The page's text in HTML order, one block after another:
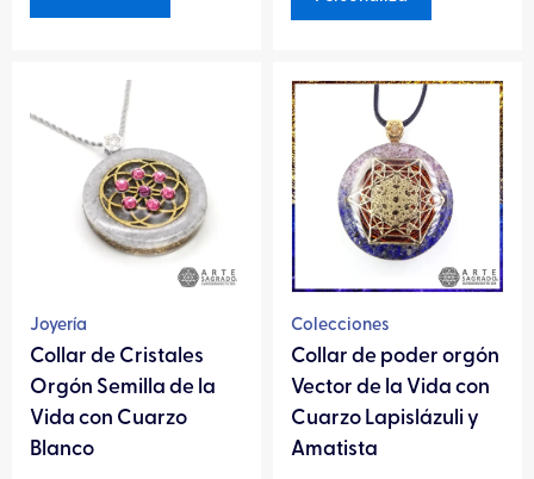
Joyería
Collar de Cristales
Orgón Semilla de la
Vida con Cuarzo
Blanco
múltiples
variantes.
Las
se
elegir
en
la
Colecciones
Collar de poder orgón
Vector de la Vida con
Cuarzo Lapislázuli y
Amatista
Este
producto
múltiples
variantes.
Las
opciones
se
elegir
en
la